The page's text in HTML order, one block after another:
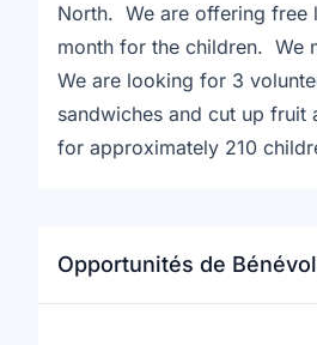
North. We are offering free
month for the children. We
We are looking for 3
sandwiches and cut up fruit
for approximately 210
Opportunités de